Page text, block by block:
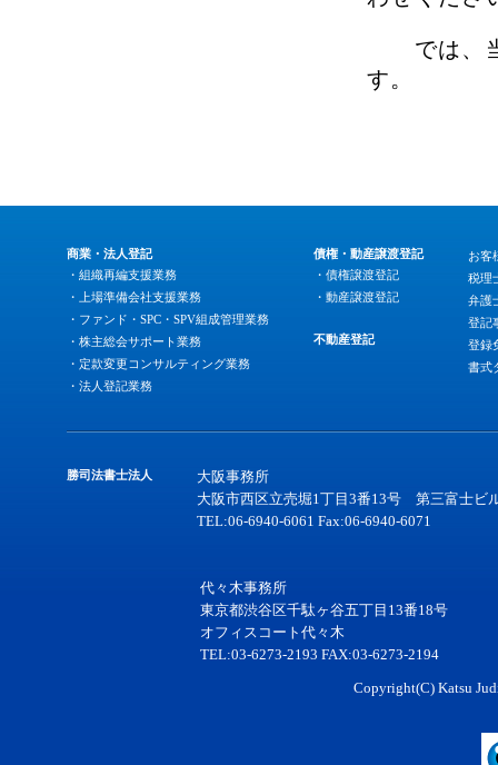
では、当
す。
商業・法人登記
・組織再編支援業務
・上場準備会社支援業務
・ファンド・SPC・SPV組成管理業務
・株主総会サポート業務
・定款変更コンサルティング業務
・法人登記業務
債権・動産譲渡登記
・債権譲渡登記
・動産譲渡登記
不動産登記
お客
税理
弁護
登記
登録
書式
勝司法書士法人
大阪事務所
大阪市西区立売堀1丁目3番13号 第三富士ビ
TEL:06-6940-6061 Fax:06-6940-6071
代々木事務所
東京都渋谷区千駄ヶ谷五丁目13番18号
オフィスコート代々木
TEL:03-6273-2193 FAX:03-6273-2194
Copyright(C) Katsu